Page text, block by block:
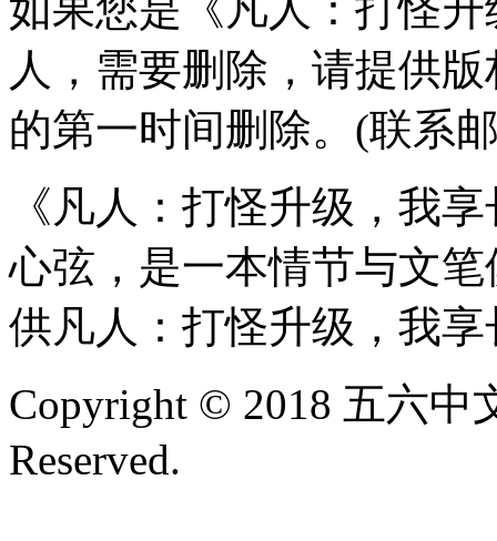
人，需要删除，请提供
的第一时间删除。(联系
《凡人：打怪升级，我
心弦，是一本情节与文
供凡人：打怪升级，我
Copyright © 2018 五六中
Reserved.